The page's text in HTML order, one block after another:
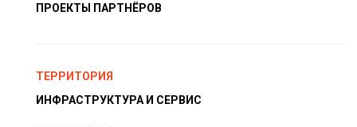
ПРОЕКТЫ ПАРТНЁРОВ
ТЕРРИТОРИЯ
ИНФРАСТРУКТУРА И СЕРВИС